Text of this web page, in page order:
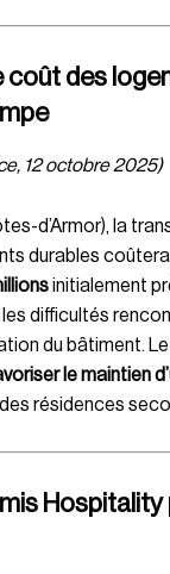
coût des
12 octobre 2025)
d’Armor), la
durables
initialement
difficultés
du bâtiment.
le maintien
résidences